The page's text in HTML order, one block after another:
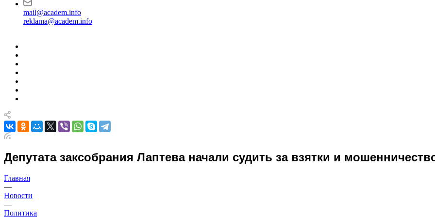
mail@academ.info
reklama@academ.info
Депутата заксобрания Лаптева начали судить за взятки и
Главная
—
Новости
—
Политика